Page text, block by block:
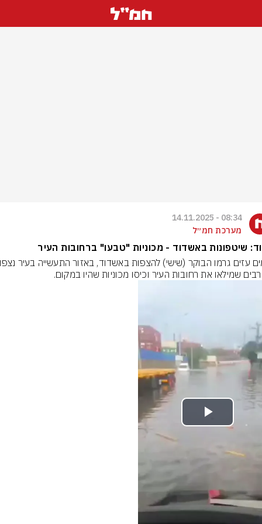
08:34 - 14.11.2025
מערכת חמ״ל
שיטפונות באשדוד - מכוניות "טבעו" ברחובות העיר
שמילאו את רחובות העיר וכיסו מכוניות שהיו במקום.
Play